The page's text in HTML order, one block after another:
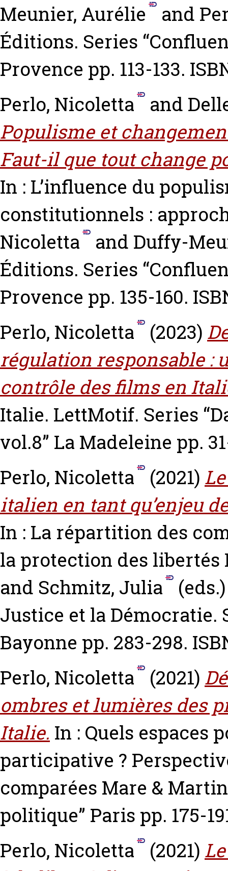
Meunier, Aurélie and
Éditions. Series
Provence pp. 113-133.
Perlo, Nicoletta
and
Populisme et
Faut-il que tout change
In : L’influence du
constitutionnels :
Nicoletta
and Duffy-
Éditions. Series
Provence pp. 135-160.
Perlo, Nicoletta
(2023)
régulation responsable :
contrôle des films en
Italie. LettMotif. Series
vol.8” La Madeleine pp.
Perlo, Nicoletta
(2021)
italien en tant qu’enjeu
In : La répartition des
la protection des libertés
and Schmitz, Julia
Justice et la Démocratie.
Bayonne pp. 283-298.
Perlo, Nicoletta
(2021)
ombres et lumières des
Italie. In : Quels espaces
participative ?
comparées Mare &
politique” Paris pp. 175-
Perlo, Nicoletta
(2021)